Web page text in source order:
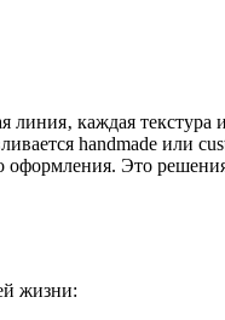
каждая
handmade или
оформления. Это
жизни: